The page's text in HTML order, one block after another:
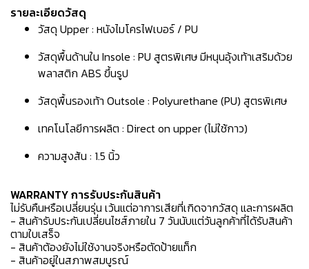
รายละเอียดวัสดุ
วัสดุ Upper : หนังไมโครไฟเบอร์ / PU
วัสดุพื้นด้านใน Insole : PU สูตรพิเศษ มีหนุนอุ้งเท้าเสริมด้วย
พลาสติก ABS ขึ้นรูป
วัสดุพื้นรองเท้า Outsole : Polyurethane (PU) สูตรพิเศษ
เทคโนโลยีการผลิต : Direct on upper (ไม่ใช้กาว)
ความสูงส้น : 1.5 นิ้ว
WARRANTY การรับประกันสินค้า
ไม่รับคืนหรือเปลี่ยนรุ่น เว้นแต่อาการเสียที่เกิดจากวัสดุ และการผลิต
- สินค้ารับประกันเปลี่ยนไซส์ภายใน 7 วันนับแต่วันลูกค้าที่ได้รับสินค้า
ตามใบเสร็จ
- สินค้าต้องยังไม่ใช้งานจริงหรือตัดป้ายแท็ก
- สินค้าอยู่ในสภาพสมบูรณ์